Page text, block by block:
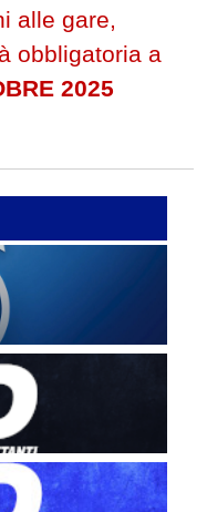
alle gare,
obbligatoria a
2025